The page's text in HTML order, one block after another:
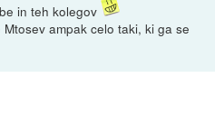
in teh kolegov
ampak celo taki, ki ga se